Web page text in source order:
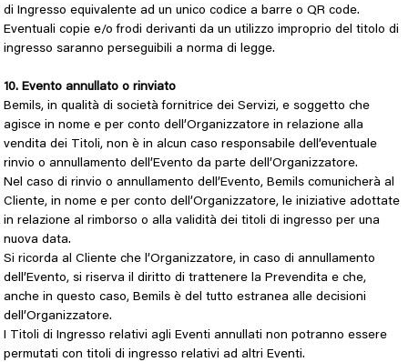
di Ingresso equivalente ad un unico codice a barre o QR code.
Eventuali copie e/o frodi derivanti da un utilizzo improprio del titolo di
ingresso saranno perseguibili a norma di legge.
10. Evento annullato o rinviato
Bemils, in qualità di società fornitrice dei Servizi, e soggetto che
agisce in nome e per conto dell’Organizzatore in relazione alla
vendita dei Titoli, non è in alcun caso responsabile dell’eventuale
rinvio o annullamento dell’Evento da parte dell’Organizzatore.
Nel caso di rinvio o annullamento dell’Evento, Bemils comunicherà al
Cliente, in nome e per conto dell’Organizzatore, le iniziative adottate
in relazione al rimborso o alla validità dei titoli di ingresso per una
nuova data.
Si ricorda al Cliente che l’Organizzatore, in caso di annullamento
dell’Evento, si riserva il diritto di trattenere la Prevendita e che,
anche in questo caso, Bemils è del tutto estranea alle decisioni
dell’Organizzatore.
I Titoli di Ingresso relativi agli Eventi annullati non potranno essere
permutati con titoli di ingresso relativi ad altri Eventi.